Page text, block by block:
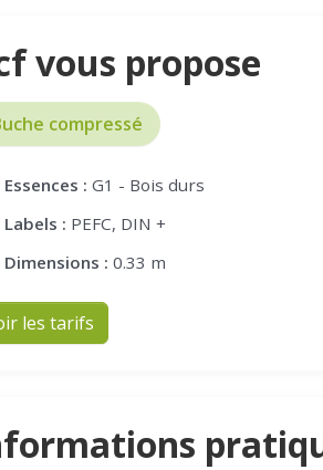
vous propose
compressé
Essences : G1 - Bois durs
Labels : PEFC, DIN +
Dimensions : 0.33 m
les tarifs